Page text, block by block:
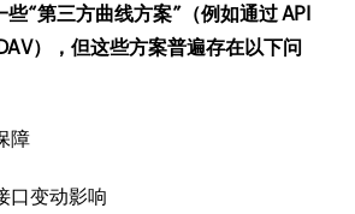
“第三方曲线方案”（例如通过 API
），但这些方案普遍存在以下问
障
口变动影响